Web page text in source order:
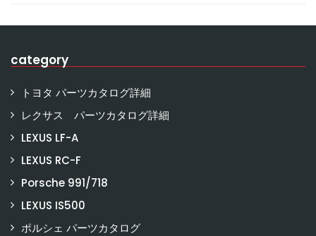
category
トヨタ パーツカタログ詳細
レクサス パーツカタログ詳細
LEXUS LF-A
LEXUS RC-F
Porsche 991/718
LEXUS IS500
ポルシェ パーツカタログ